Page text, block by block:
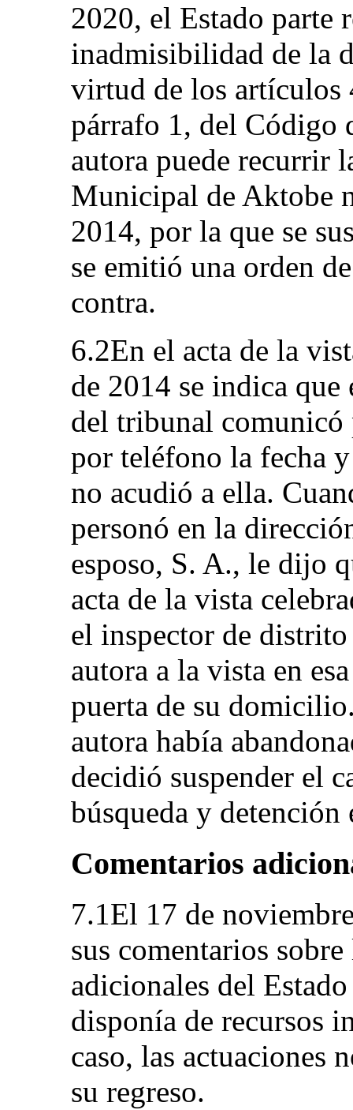
2020, el Estado parte
inadmisibilidad de la
virtud de los artículos
párrafo 1, del Código
autora puede recurrir
Municipal de Aktobe
2014, por la que se
se emitió una orden
contra.
6.2En el acta de la
de 2014 se indica
del tribunal comunicó
por teléfono la fecha
no acudió a ella.
personó en la
esposo, S. A., le dijo
acta de la vista
el inspector de
autora a la vista en
puerta de su
autora había
decidió suspender el
búsqueda y detención
Comentarios
7.1El 17 de
sus comentarios
adicionales del
disponía de recursos
caso, las actuaciones
su regreso.